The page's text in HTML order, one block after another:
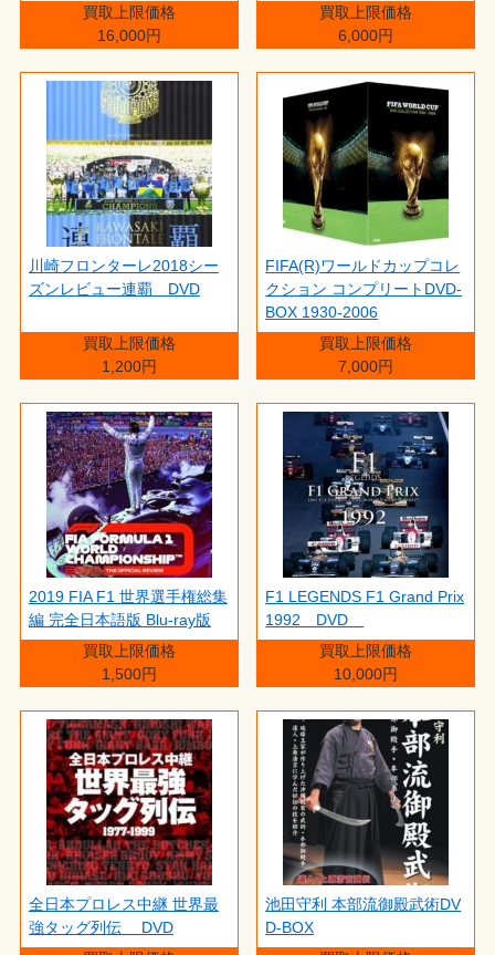
買取上限価格
16,000円
買取上限価格
6,000円
川崎フロンターレ2018シー
ズンレビュー連覇 DVD
買取上限価格
1,200円
FIFA(R)ワールドカップコレ
クション コンプリートDVD-
BOX 1930-2006
買取上限価格
7,000円
2019 FIA F1 世界選手権総集
編 完全日本語版 Blu-ray版
買取上限価格
1,500円
F1 LEGENDS F1 Grand Prix
1992 DVD
買取上限価格
10,000円
全日本プロレス中継 世界最
強タッグ列伝 DVD
池田守利 本部流御殿武術DV
D-BOX